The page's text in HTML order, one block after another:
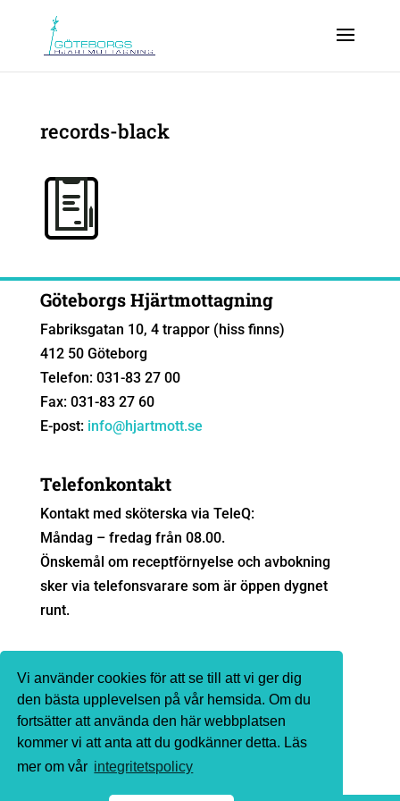
Vi använder cookies för att se till att vi ger dig
den bästa upplevelsen på vår hemsida. Om du
fortsätter att använda den här webbplatsen
kommer vi att anta att du godkänner detta. Läs
mer om vår integritetspolicy
records-black
Göteborgs Hjärtmottagning
Fabriksgatan 10, 4 trappor (hiss finns)
412 50 Göteborg
Telefon: 031-83 27 00
Fax: 031-83 27 60
E-post: info@hjartmott.se
Telefonkontakt
Kontakt med sköterska via TeleQ:
Måndag – fredag från 08.00.
Önskemål om receptförnyelse och avbokning
sker via telefonsvarare som är öppen dygnet
runt.
Sjukvårdsrådgivning
Ingen sjukvårdsrådgivning sker via e-post. Vi
hänvisar till1177.seeller telefon 1177 för
sjukvårdsrådgivning.